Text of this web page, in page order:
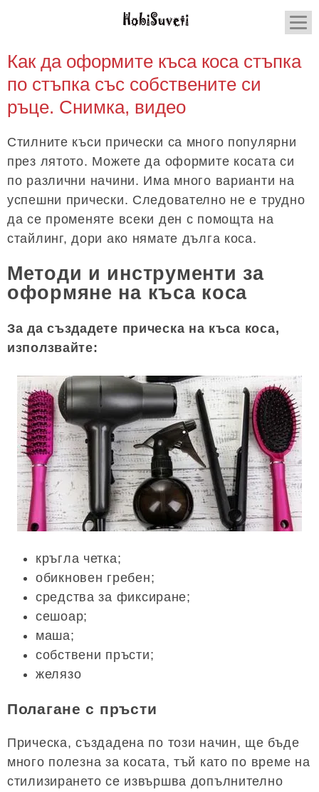
Как да оформите къса коса стъпка
по стъпка със собствените си
ръце. Снимка, видео
Стилните къси прически са много популярни
през лятото. Можете да оформите косата си
по различни начини. Има много варианти на
успешни прически. Следователно не е трудно
да се променяте всеки ден с помощта на
стайлинг, дори ако нямате дълга коса.
Методи и инструменти за
оформяне на къса коса
За да създадете прическа на къса коса,
използвайте:
кръгла четка;
обикновен гребен;
средства за фиксиране;
сешоар;
маша;
собствени пръсти;
желязо
Полагане с пръсти
Прическа, създадена по този начин, ще бъде
много полезна за косата, тъй като по време на
стилизирането се извършва допълнително